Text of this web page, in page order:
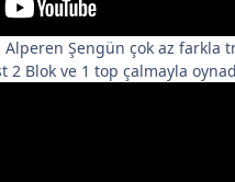
Şengün çok az farkla
2 Blok ve 1 top çalmayla